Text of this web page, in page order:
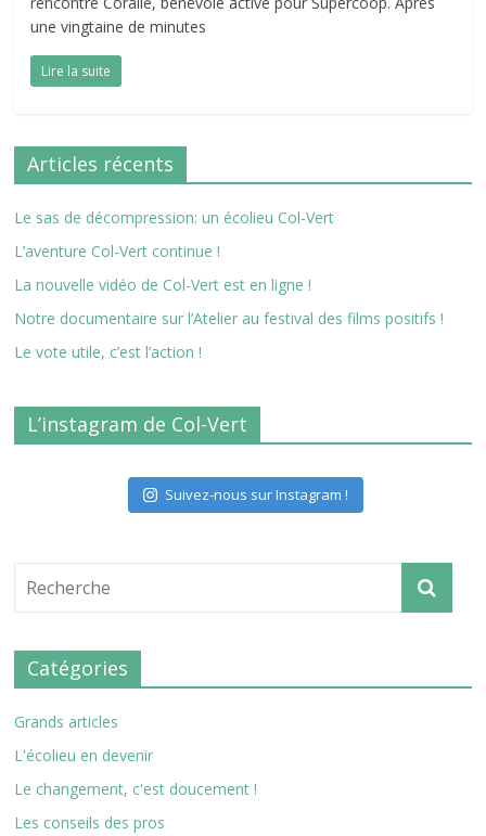
une vingtaine de minutes
Lire la suite
Articles récents
Le sas de décompression: un écolieu Col-Vert
L’aventure Col-Vert continue !
La nouvelle vidéo de Col-Vert est en ligne !
Notre documentaire sur l’Atelier au festival des films positifs !
Le vote utile, c’est l’action !
L’instagram de Col-Vert
Suivez-nous sur Instagram !
Catégories
Grands articles
L'écolieu en devenir
Le changement, c'est doucement !
Les conseils des pros